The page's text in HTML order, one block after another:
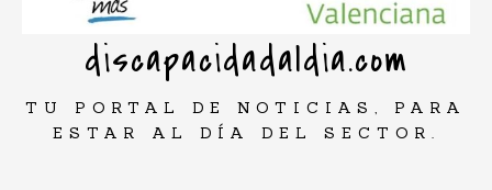
discapacidadaldia.com
TU PORTAL DE NOTICIAS, PARA
ESTAR AL DÍA DEL SECTOR.